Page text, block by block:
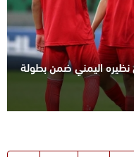
اليمني ضمن بطولة